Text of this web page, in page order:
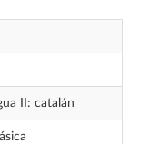
II: catalán